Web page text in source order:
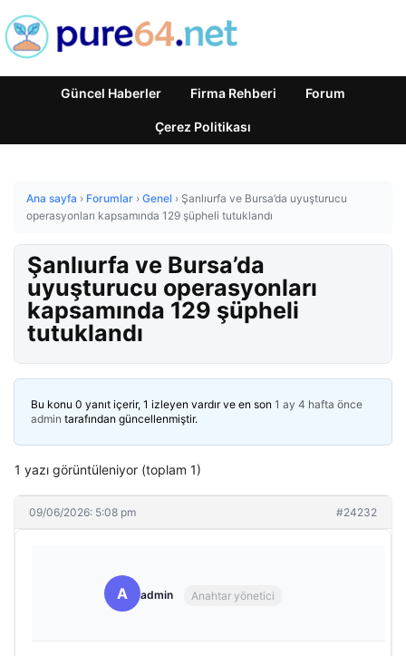
Güncel Haberler Firma Rehberi Forum
Çerez Politikası
Ana sayfa › Forumlar › Genel › Şanlıurfa ve Bursa’da uyuşturucu
operasyonları kapsamında 129 şüpheli tutuklandı
Şanlıurfa ve Bursa’da
uyuşturucu operasyonları
kapsamında 129 şüpheli
tutuklandı
Bu konu 0 yanıt içerir, 1 izleyen vardır ve en son 1 ay 4 hafta önce
admin tarafından güncellenmiştir.
1 yazı görüntüleniyor (toplam 1)
09/06/2026: 5:08 pm #24232
A admin Anahtar yönetici